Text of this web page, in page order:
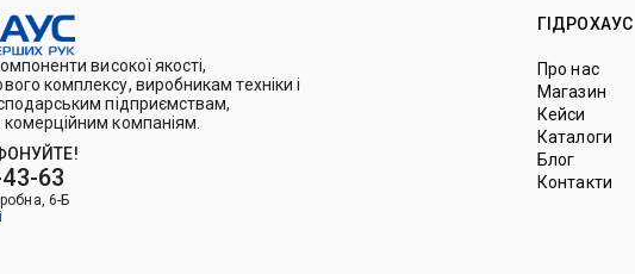
високої якості,
комплексу, виробникам техніки і
підприємствам,
компаніям.
63
6-Б
ГІДРОХАУС
Про нас
Магазин
Кейси
Каталоги
Блог
Контакти